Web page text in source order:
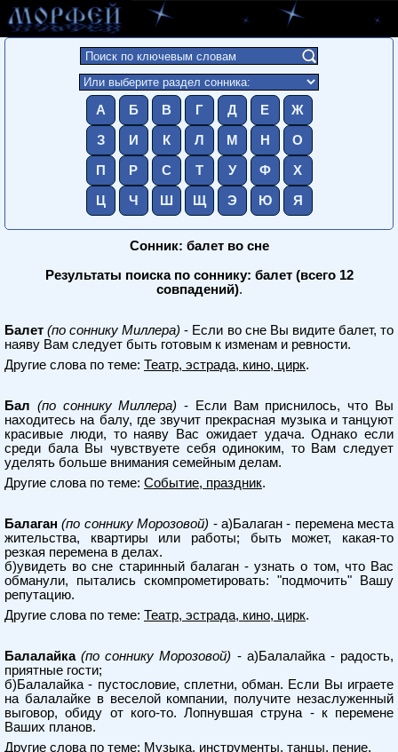
А Б В Г Д Е Ж
З И К Л М Н О
П Р С Т У Ф Х
Ц Ч Ш Щ Э Ю Я
Сонник: балет во сне
Результаты поиска по соннику: балет (всего 12
совпадений).
Балет (по соннику Миллера) - Если во сне Вы видите балет, то
наяву Вам следует быть готовым к изменам и ревности.
Другие слова по теме: Театр, эстрада, кино, цирк.
Бал (по соннику Миллера) - Если Вам приснилось, что Вы
находитесь на балу, где звучит прекрасная музыка и танцуют
красивые люди, то наяву Вас ожидает удача. Однако если
среди бала Вы чувствуете себя одиноким, то Вам следует
уделять больше внимания семейным делам.
Другие слова по теме: Событие, праздник.
Балаган (по соннику Морозовой) - а)Балаган - перемена места
жительства, квартиры или работы; быть может, какая-то
резкая перемена в делах.
б)увидеть во сне старинный балаган - узнать о том, что Вас
обманули, пытались скомпрометировать: "подмочить" Вашу
репутацию.
Другие слова по теме: Театр, эстрада, кино, цирк.
Балалайка (по соннику Морозовой) - а)Балалайка - радость,
приятные гости;
б)Балалайка - пустословие, сплетни, обман. Если Вы играете
на балалайке в веселой компании, получите незаслуженный
выговор, обиду от кого-то. Лопнувшая струна - к перемене
Ваших планов.
Другие слова по теме: Музыка, инструменты, танцы, пение.